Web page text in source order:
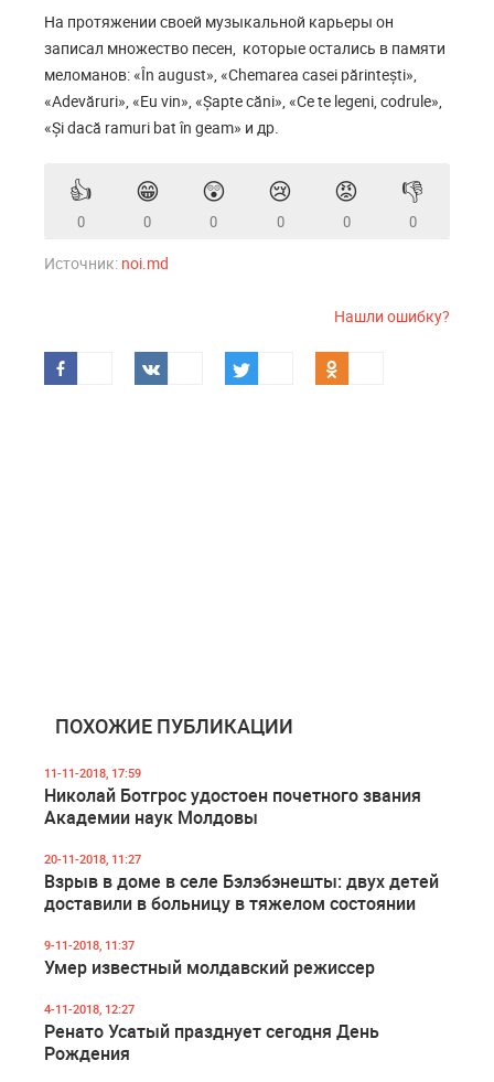
На протяжении своей музыкальной карьеры он
записал множество песен, которые остались в памяти
меломанов: «În august», «Chemarea casei părintești»,
«Adevăruri», «Eu vin», «Șapte căni», «Ce te legeni, codrule»,
«Și dacă ramuri bat în geam» и др.
👍
0
😁
0
😲
0
😢
0
😡
0
👎
0
Источник: noi.md
Нашли ошибку?
ПОХОЖИЕ ПУБЛИКАЦИИ
11-11-2018, 17:59
Николай Ботгрос удостоен почетного звания
Академии наук Молдовы
20-11-2018, 11:27
Взрыв в доме в селе Бэлэбэнешты: двух детей
доставили в больницу в тяжелом состоянии
9-11-2018, 11:37
Умер известный молдавский режиссер
4-11-2018, 12:27
Ренато Усатый празднует сегодня День
Рождения